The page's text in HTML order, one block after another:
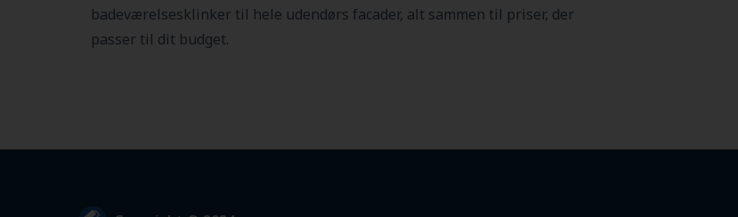
badeværelsesklinker til hele udendørs facader, alt sammen til priser, der
passer til dit budget.